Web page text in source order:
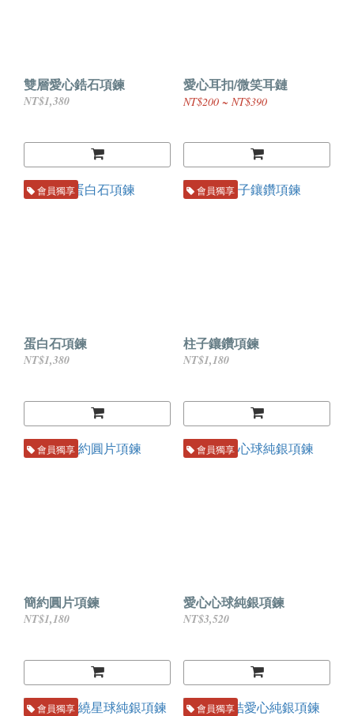
雙層愛心鋯石項鍊
NT$1,380
愛心耳扣/微笑耳鏈
NT$200 ~ NT$390
會員獨享
蛋白石項鍊
NT$1,380
會員獨享
柱子鑲鑽項鍊
NT$1,180
會員獨享
簡約圓片項鍊
NT$1,180
會員獨享
愛心心球純銀項鍊
NT$3,520
會員獨享 會員獨享